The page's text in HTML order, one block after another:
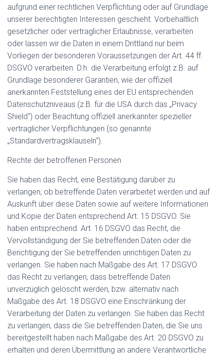
aufgrund einer rechtlichen Verpflichtung oder auf Grundlage
unserer berechtigten Interessen geschieht. Vorbehaltlich
gesetzlicher oder vertraglicher Erlaubnisse, verarbeiten
oder lassen wir die Daten in einem Drittland nur beim
Vorliegen der besonderen Voraussetzungen der Art. 44 ff.
DSGVO verarbeiten. D.h. die Verarbeitung erfolgt z.B. auf
Grundlage besonderer Garantien, wie der offiziell
anerkannten Feststellung eines der EU entsprechenden
Datenschutzniveaus (z.B. für die USA durch das „Privacy
Shield“) oder Beachtung offiziell anerkannter spezieller
vertraglicher Verpflichtungen (so genannte
„Standardvertragsklauseln“).
Rechte der betroffenen Personen
Sie haben das Recht, eine Bestätigung darüber zu
verlangen, ob betreffende Daten verarbeitet werden und auf
Auskunft über diese Daten sowie auf weitere Informationen
und Kopie der Daten entsprechend Art. 15 DSGVO. Sie
haben entsprechend. Art. 16 DSGVO das Recht, die
Vervollständigung der Sie betreffenden Daten oder die
Berichtigung der Sie betreffenden unrichtigen Daten zu
verlangen. Sie haben nach Maßgabe des Art. 17 DSGVO
das Recht zu verlangen, dass betreffende Daten
unverzüglich gelöscht werden, bzw. alternativ nach
Maßgabe des Art. 18 DSGVO eine Einschränkung der
Verarbeitung der Daten zu verlangen. Sie haben das Recht
zu verlangen, dass die Sie betreffenden Daten, die Sie uns
bereitgestellt haben nach Maßgabe des Art. 20 DSGVO zu
erhalten und deren Übermittlung an andere Verantwortliche